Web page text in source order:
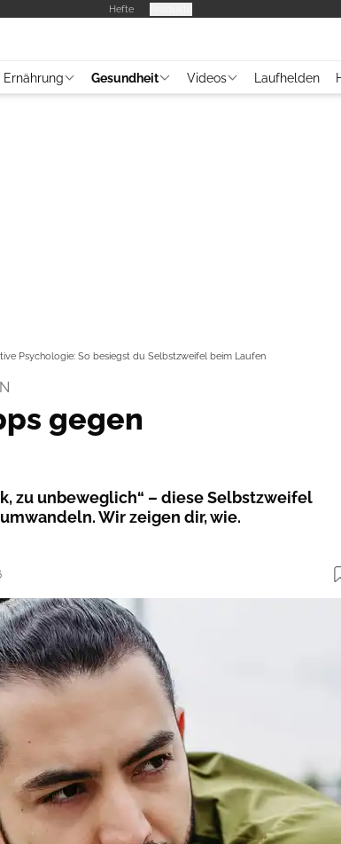
Hefte
Ernährung Gesundheit Videos Laufhelden
Psychologie: So besiegst du Selbstzweifel beim Laufen
gegen
zu unbeweglich“ – diese Selbstzweifel
Wir zeigen dir, wie.